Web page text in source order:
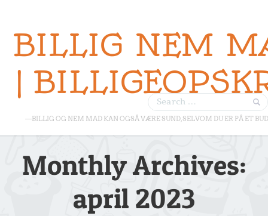
BILLIG NEM
|
—BILLIG OG NEM MAD KAN OGSÅ VÆRE SUND, SELVOM DU ER PÅ ET
Monthly Archives:
april 2023